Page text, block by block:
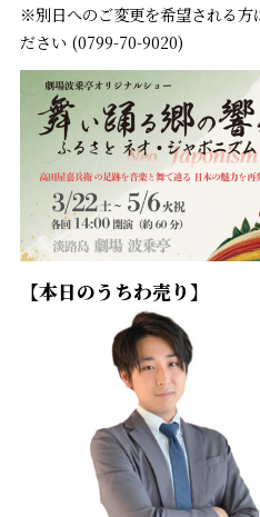
※別日へのご変更を希望される方
ださい (0799-70-9020)
【本日のうちわ売り】